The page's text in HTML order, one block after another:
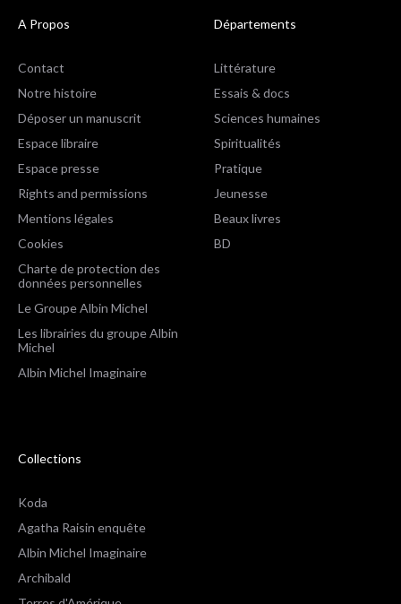
A Propos
Contact
Notre histoire
Déposer un manuscrit
Espace libraire
Espace presse
Rights and permissions
Mentions légales
Cookies
Charte de protection des
données personnelles
Le Groupe Albin Michel
Les librairies du groupe Albin
Michel
Albin Michel Imaginaire
Départements
Littérature
Essais & docs
Sciences humaines
Spiritualités
Pratique
Jeunesse
Beaux livres
BD
Collections
Koda
Agatha Raisin enquête
Albin Michel Imaginaire
Archibald